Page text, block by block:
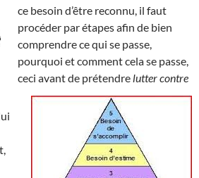
ce besoin d’être reconnu, il faut
procéder par étapes afin de bien
comprendre ce qui se passe,
pourquoi et comment cela se passe,
ceci avant de prétendre lutter contre